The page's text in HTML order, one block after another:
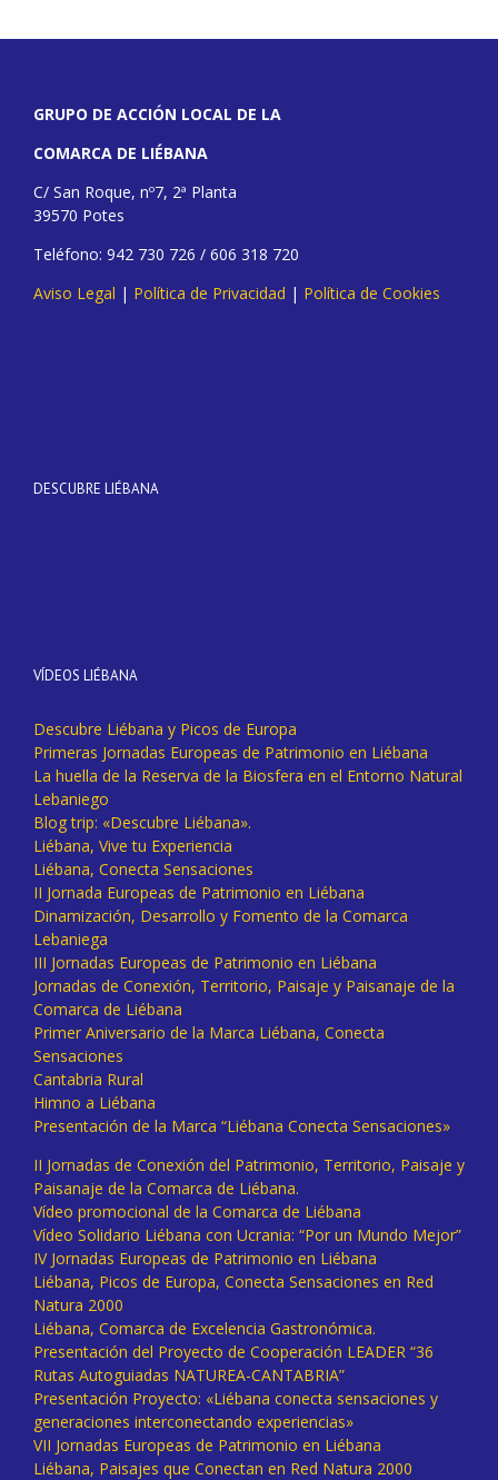
GRUPO DE ACCIÓN LOCAL DE LA
COMARCA DE LIÉBANA
C/ San Roque, nº7, 2ª Planta
39570 Potes
Teléfono: 942 730 726 / 606 318 720
Aviso Legal | Política de Privacidad | Política de Cookies
DESCUBRE LIÉBANA
VÍDEOS LIÉBANA
Descubre Liébana y Picos de Europa
Primeras Jornadas Europeas de Patrimonio en Liébana
La huella de la Reserva de la Biosfera en el Entorno Natural
Lebaniego
Blog trip: «Descubre Liébana».
Liébana, Vive tu Experiencia
Liébana, Conecta Sensaciones
II Jornada Europeas de Patrimonio en Liébana
Dinamización, Desarrollo y Fomento de la Comarca
Lebaniega
III Jornadas Europeas de Patrimonio en Liébana
Jornadas de Conexión, Territorio, Paisaje y Paisanaje de la
Comarca de Liébana
Primer Aniversario de la Marca Liébana, Conecta
Sensaciones
Cantabria Rural
Himno a Liébana
Presentación de la Marca “Liébana Conecta Sensaciones»
II Jornadas de Conexión del Patrimonio, Territorio, Paisaje y
Paisanaje de la Comarca de Liébana.
Vídeo promocional de la Comarca de Liébana
Vídeo Solidario Liébana con Ucrania: “Por un Mundo Mejor”
IV Jornadas Europeas de Patrimonio en Liébana
Liébana, Picos de Europa, Conecta Sensaciones en Red
Natura 2000
Liébana, Comarca de Excelencia Gastronómica.
Presentación del Proyecto de Cooperación LEADER “36
Rutas Autoguiadas NATUREA-CANTABRIA”
Presentación Proyecto: «Liébana conecta sensaciones y
generaciones interconectando experiencias»
VII Jornadas Europeas de Patrimonio en Liébana
Liébana, Paisajes que Conectan en Red Natura 2000